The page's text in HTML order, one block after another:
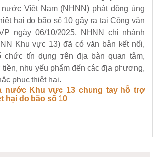
nước Khu vực 13 chung tay hỗ trợ
hại do bão số 10
Việt Nam (NHNN) phát động ủng
hai do bão số 10 gây ra tại Công văn
ngày 06/10/2025, NHNN chi nhánh
Khu vực 13) đã có văn bản kết nối,
chức tín dụng trên địa bàn quan tâm,
tiền, nhu yếu phẩm đến các địa phương,
phục thiệt hại.